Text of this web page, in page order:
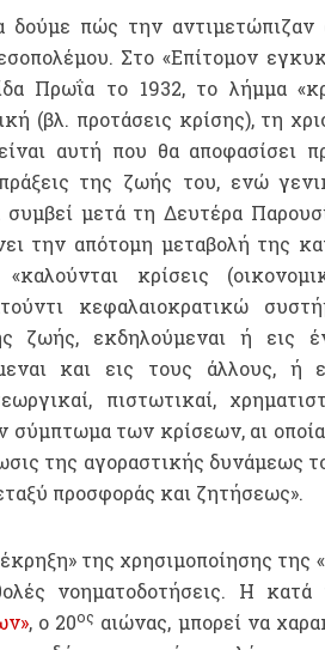
δούμε πώς την
Στο «Επίτομον
Πρωΐα το 1932, το λήμμα
(βλ. προτάσεις κρίσης), τη
αυτή που θα αποφασίσει
της ζωής του, ενώ
μετά τη Δευτέρα
την απότομη μεταβολή της
κρίσεις
κεφαλαιοκρατικώ
ζωής, εκδηλούμεναι ή
και εις τους άλλους, ή
πιστωτικαί,
των κρίσεων, αι οποία
της αγοραστικής δυνάμεως
προσφοράς και ζητήσεως».
της χρησιμοποίησης της
νοηματοδοτήσεις. Η
, ο 20ος αιώνας, μπορεί να